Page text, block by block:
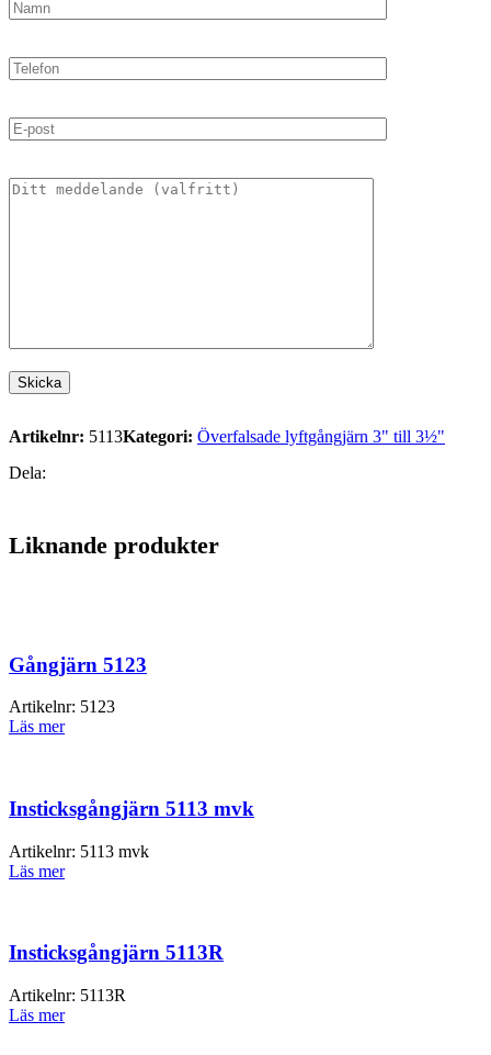
Artikelnr: 5113Kategori: Överfalsade lyftgångjärn 3" till 3½"
Dela:
Liknande produkter
Gångjärn 5123
Artikelnr: 5123
Läs mer
Insticksgångjärn 5113 mvk
Artikelnr: 5113 mvk
Läs mer
Insticksgångjärn 5113R
Artikelnr: 5113R
Läs mer